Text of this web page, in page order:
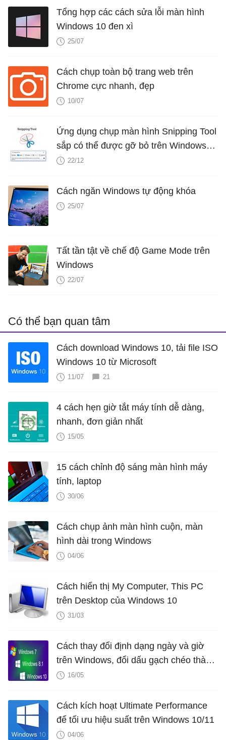
Tổng hợp các cách sửa lỗi màn hình
Windows 10 đen xì
25/07
Cách chụp toàn bộ trang web trên
Chrome cực nhanh, đẹp
10/07
Ứng dụng chụp màn hình Snipping Tool
sắp có thể được gỡ bỏ trên Windows
10 22/12
Cách ngăn Windows tự động khóa
25/07
Tất tần tật về chế độ Game Mode trên
Windows
22/07
Có thể bạn quan tâm
Cách download Windows 10, tải file ISO
Windows 10 từ Microsoft
11/07 21
4 cách hẹn giờ tắt máy tính dễ dàng,
nhanh, đơn giản nhất
15/05
15 cách chỉnh độ sáng màn hình máy
tính, laptop
30/06
Cách chụp ảnh màn hình cuộn, màn
hình dài trong Windows
04/06
Cách hiển thị My Computer, This PC
trên Desktop của Windows 10
31/03
Cách thay đổi định dạng ngày và giờ
trên Windows, đổi dấu gạch chéo thành
dấu chấm
16/05
Cách kích hoạt Ultimate Performance
để tối ưu hiệu suất trên Windows 10/11
04/06